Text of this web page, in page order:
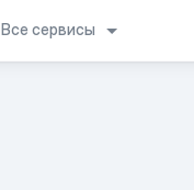
Все сервисы